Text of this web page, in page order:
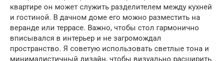
квартире он может служить разделителем между кухней
и гостиной. В дачном доме его можно разместить на
веранде или террасе. Важно, чтобы стол гармонично
вписывался в интерьер и не загромождал
пространство. Я советую использовать светлые тона и
минималистичный дизайн, чтобы визуально расширить